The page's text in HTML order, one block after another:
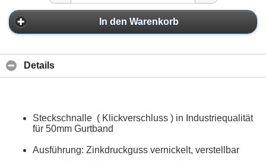
In den Warenkorb
Details
Steckschnalle ( Klickverschluss ) in Industriequalität
für 50mm Gurtband
Ausführung: Zinkdruckguss vernickelt, verstellbar